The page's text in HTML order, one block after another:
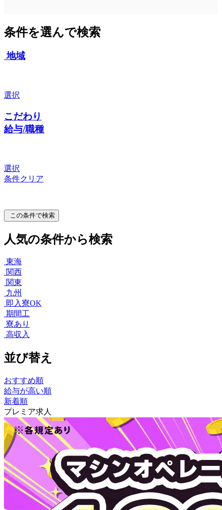
条件を選んで検索
地域
選択
こだわり
給与/職種
選択
条件クリア
この条件で検索
人気の条件から検索
東海
関西
関東
九州
即入寮OK
期間工
寮あり
高収入
並び替え
おすすめ順
給与が高い順
新着順
プレミア求人